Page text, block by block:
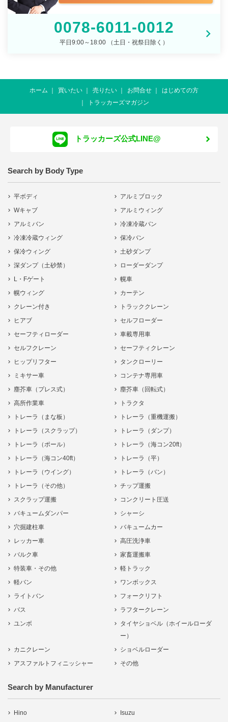
0078-6011-0012
平日9:00～18:00 （土日・祝祭日除く）
ホーム 買いたい 売りたい お問合せ
はじめての方
トラッカーズマガジン
トラッカーズ公式LINE@
Search by Body Type
平ボディ
アルミブロック
Wキャブ
アルミウィング
アルミバン
冷凍冷蔵バン
冷凍冷蔵ウィング
保冷バン
保冷ウィング
土砂ダンプ
深ダンプ（土砂禁）
ローダーダンプ
L・Fゲート
幌車
幌ウィング
カーテン
クレーン付き
トラッククレーン
ヒアブ
セルフローダー
セーフティローダー
車載専用車
セルフクレーン
セーフティクレーン
ヒップリフター
タンクローリー
ミキサー車
コンテナ専用車
塵芥車（プレス式）
塵芥車（回転式）
高所作業車
トラクタ
トレーラ（まな板）
トレーラ（重機運搬）
トレーラ（スクラップ）
トレーラ（ダンプ）
トレーラ（ポール）
トレーラ（海コン20ft）
トレーラ（海コン40ft）
トレーラ（平）
トレーラ（ウイング）
トレーラ（バン）
トレーラ（その他）
チップ運搬
スクラップ運搬
コンクリート圧送
バキュームダンパー
シャーシ
穴掘建柱車
バキュームカー
レッカー車
高圧洗浄車
バルク車
家畜運搬車
特装車・その他
軽トラック
軽バン
ワンボックス
ライトバン
フォークリフト
バス
ラフタークレーン
ユンボ
タイヤショベル（ホイールローダ
ー）
カニクレーン
ショベルローダー
アスファルトフィニッシャー
その他
Search by Manufacturer
Hino
Isuzu